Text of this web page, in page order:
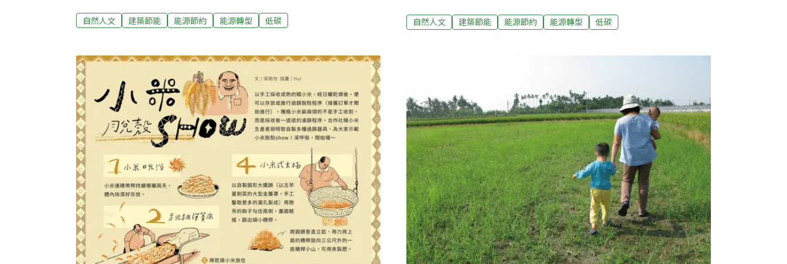
3-6月 節電量｜524度全職主婦黃文怡，家中房子有西曬的問題，每到下
午，頂樓和西面的落地窗讓整個房子像烤箱一樣，以往只能開冷氣解決，
單」的課程後，她開始應用學到的觀念，例如將電器裝上定時器或切換開
關插座，只要按下開關就能減少待機電力，並在面向西邊的落地窗外加裝
了竹簾，收到電費單時看見用電量欄位大幅下降，證實這些改變真的有
用！很多家庭為了不想看到雜亂的電線，通常都會藏到電視下方的櫃子，
而成為待機電力的溫床。黃文怡在延長線上裝了定時器，晚上10點半後全
部斷電，6點半自動開機，
自然人文 建築節能 能源節約 能源轉型 低碳
水 [1] 回收減少對自來水的消耗。透過十年來節能減碳生活的實踐，最佳
曾達成一家四口全年電費不到5000元 [2] ，用水費不到270元。在颱風剛走
送，為室內帶來涼意，阿乾笑著說：「警衛問過我怎麼不關上另一扇鐵
整日用電量，「我家小朋友也常幫我借電表鑰匙、跟著我一起複誦電表的
度數。後來我們搬家在找房子的時候，她們第一件事情就是問：『電表在
哪裡？』房仲
自然人文 建築節能 能源節約 能源轉型 低碳